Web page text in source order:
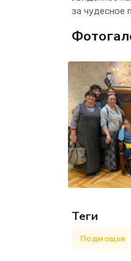
за чудесное
Теги
Подмощье